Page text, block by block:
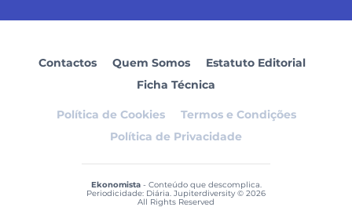
Contactos Quem Somos
Estatuto Editorial
Ficha Técnica
Política de Cookies
Termos e Condições
Política de Privacidade
Ekonomista- Conteúdo que descomplica.
Periodicidade: Diária. Jupiterdiversity © 2026
All Rights Reserved